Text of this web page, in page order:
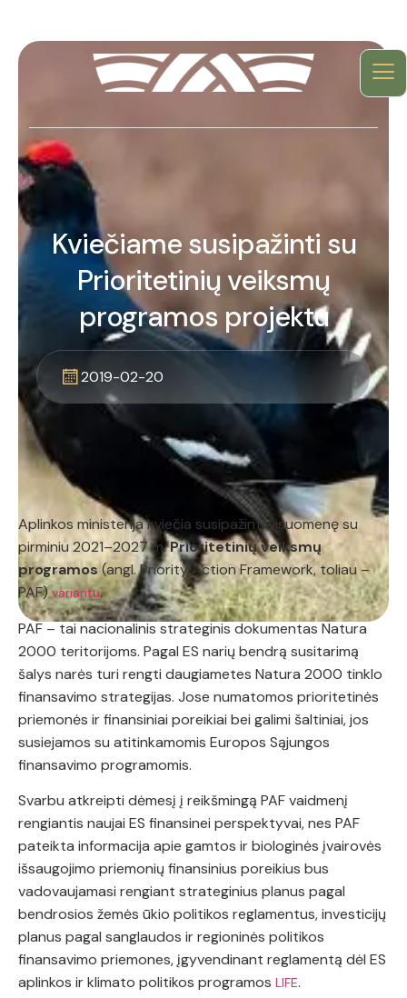
Kviečiame susipažinti su
Prioritetinių veiksmų
programos projektu
2019-02-20
Aplinkos ministerija kviečia susipažinti visuomenę su
pirminiu 2021–2027 m.Prioritetinių veiksmų
programos(angl. Priority Action Framework, toliau –
PAF)variantu.
PAF – tai nacionalinis strateginis dokumentas Natura
2000 teritorijoms. Pagal ES narių bendrą susitarimą
šalys narės turi rengti daugiametes Natura 2000 tinklo
finansavimo strategijas. Jose numatomos prioritetinės
priemonės ir finansiniai poreikiai bei galimi šaltiniai, jos
susiejamos su atitinkamomis Europos Sąjungos
finansavimo programomis.
Svarbu atkreipti dėmesį į reikšmingą PAF vaidmenį
rengiantis naujai ES finansinei perspektyvai, nes PAF
pateikta informacija apie gamtos ir biologinės įvairovės
išsaugojimo priemonių finansinius poreikius bus
vadovaujamasi rengiant strateginius planus pagal
bendrosios žemės ūkio politikos reglamentus, investicijų
planus pagal sanglaudos ir regioninės politikos
finansavimo priemones, įgyvendinant reglamentą dėl ES
aplinkos ir klimato politikos programos LIFE.